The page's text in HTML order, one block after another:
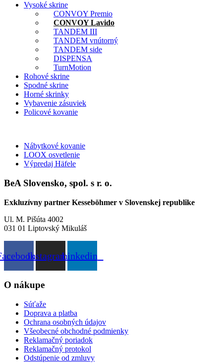
Vysoké skrine
CONVOY Premio
CONVOY Lavido
TANDEM III
TANDEM vnútorný
TANDEM side
DISPENSA
TurnMotion
Rohové skrine
Spodné skrine
Horné skrinky
Vybavenie zásuviek
Policové kovanie
Nábytkové kovanie
LOOX osvetlenie
Výpredaj Häfele
BeA Slovensko, spol. s r. o.
Exkluzívny partner Kesseböhmer v Slovenskej republike
Ul. M. Pišúta 4002
031 01 Liptovský Mikuláš
InstagramLinkedin
O nákupe
Súťaže
Doprava a platba
Ochrana osobných údajov
Všeobecné obchodné podmienky
Reklamačný poriadok
Reklamačný protokol
Odstúpenie od zmluvy